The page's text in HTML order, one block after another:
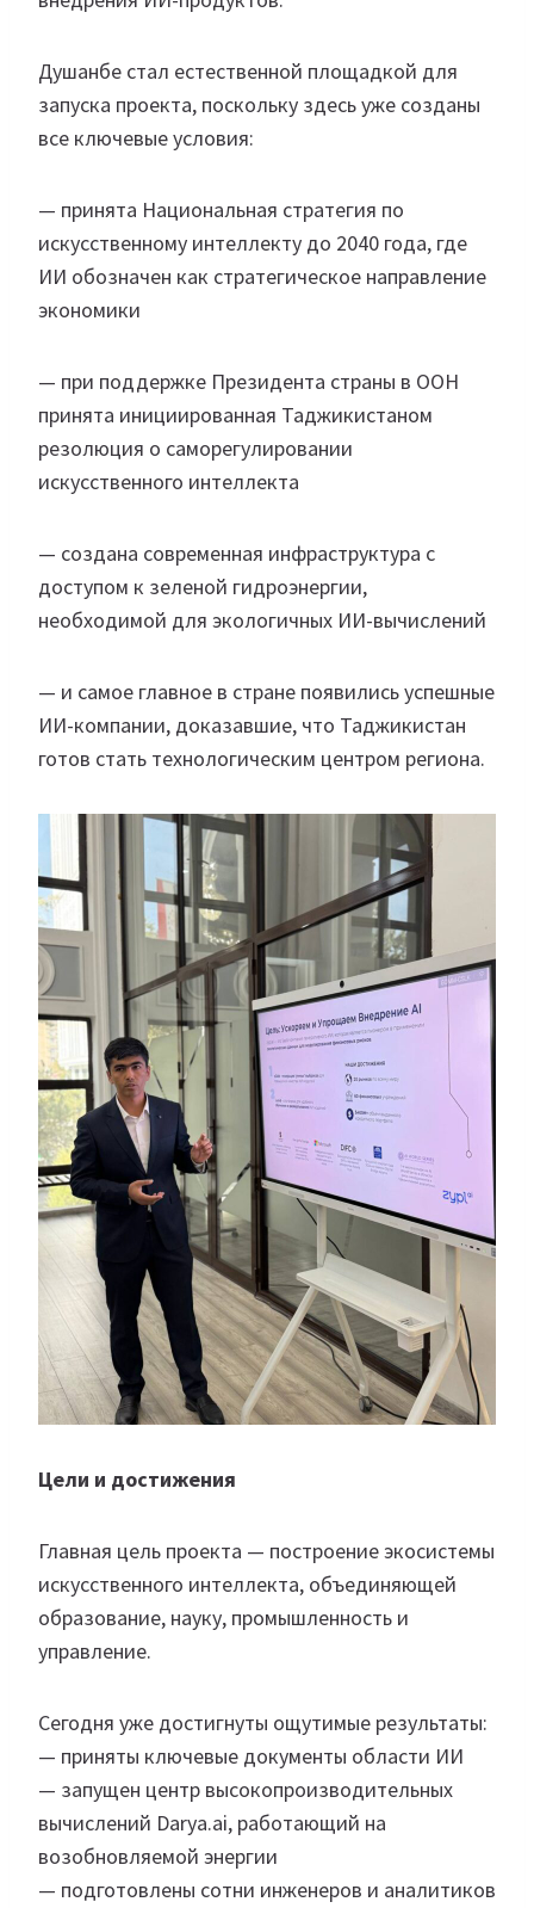
Душанбе стал естественной площадкой для
запуска проекта, поскольку здесь уже созданы
все ключевые условия:
— принята Национальная стратегия по
искусственному интеллекту до 2040 года, где
ИИ обозначен как стратегическое направление
экономики
— при поддержке Президента страны в ООН
принята инициированная Таджикистаном
резолюция о саморегулировании
искусственного интеллекта
— создана современная инфраструктура с
доступом к зеленой гидроэнергии,
необходимой для экологичных ИИ-вычислений
— и самое главное в стране появились успешные
ИИ-компании, доказавшие, что Таджикистан
готов стать технологическим центром региона.
Цели и достижения
Главная цель проекта — построение экосистемы
искусственного интеллекта, объединяющей
образование, науку, промышленность и
управление.
Сегодня уже достигнуты ощутимые результаты:
— приняты ключевые документы области ИИ
— запущен центр высокопроизводительных
вычислений Darya.ai, работающий на
возобновляемой энергии
— подготовлены сотни инженеров и аналитиков